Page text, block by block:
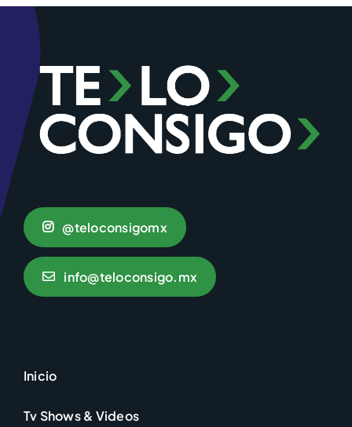
@teloconsigomx
info@teloconsigo.mx
Inicio
Tv Shows & Videos